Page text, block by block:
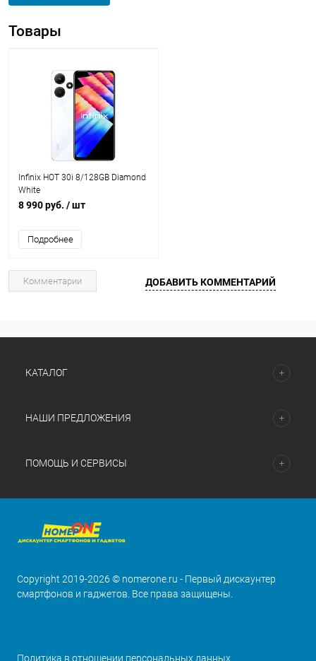
Товары
Infinix HOT 30i 8/128GB Diamond
White
8 990 руб. / шт
Подробнее
Комментарии ДОБАВИТЬ КОММЕНТАРИЙ
КАТАЛОГ
НАШИ ПРЕДЛОЖЕНИЯ
ПОМОЩЬ И СЕРВИСЫ
Copyright 2019-2026 © nomerone.ru - Первый дискаунтер
смартфонов и гаджетов. Все права защищены.
Политика в отношении персональных данных